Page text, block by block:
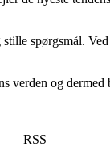
spørgsmål.
verden og
RSS